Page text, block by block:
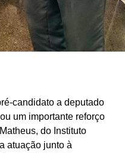
candidato a deputado
um importante reforço
do Instituto
atuação junto à